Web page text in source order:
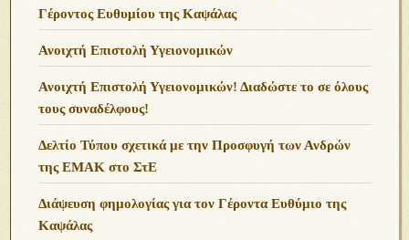
Γέροντος Ευθυμίου της Καψάλας
Ανοιχτή Επιστολή Υγειονομικών
Ανοιχτή Επιστολή Υγειονομικών! Διαδώστε το σε όλους
τους συναδέλφους!
Δελτίο Τύπου σχετικά με την Προσφυγή των Ανδρών
της ΕΜΑΚ στο ΣτΕ
Διάψευση φημολογίας για τον Γέροντα Ευθύμιο της
Καψάλας